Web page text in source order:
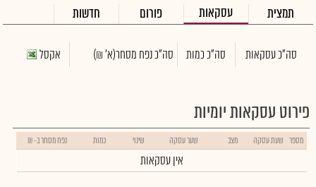
תמצית עסקאות פורום חדשות
סה"כ עסקאות סה"כ כמות סה"כ נפח מסחר(א' ₪) אקסל
פירוט עסקאות יומיות
מספר שעת עסקה מצב שער עסקה שינוי כמות נפח מסחר ב- ₪
אין עסקאות